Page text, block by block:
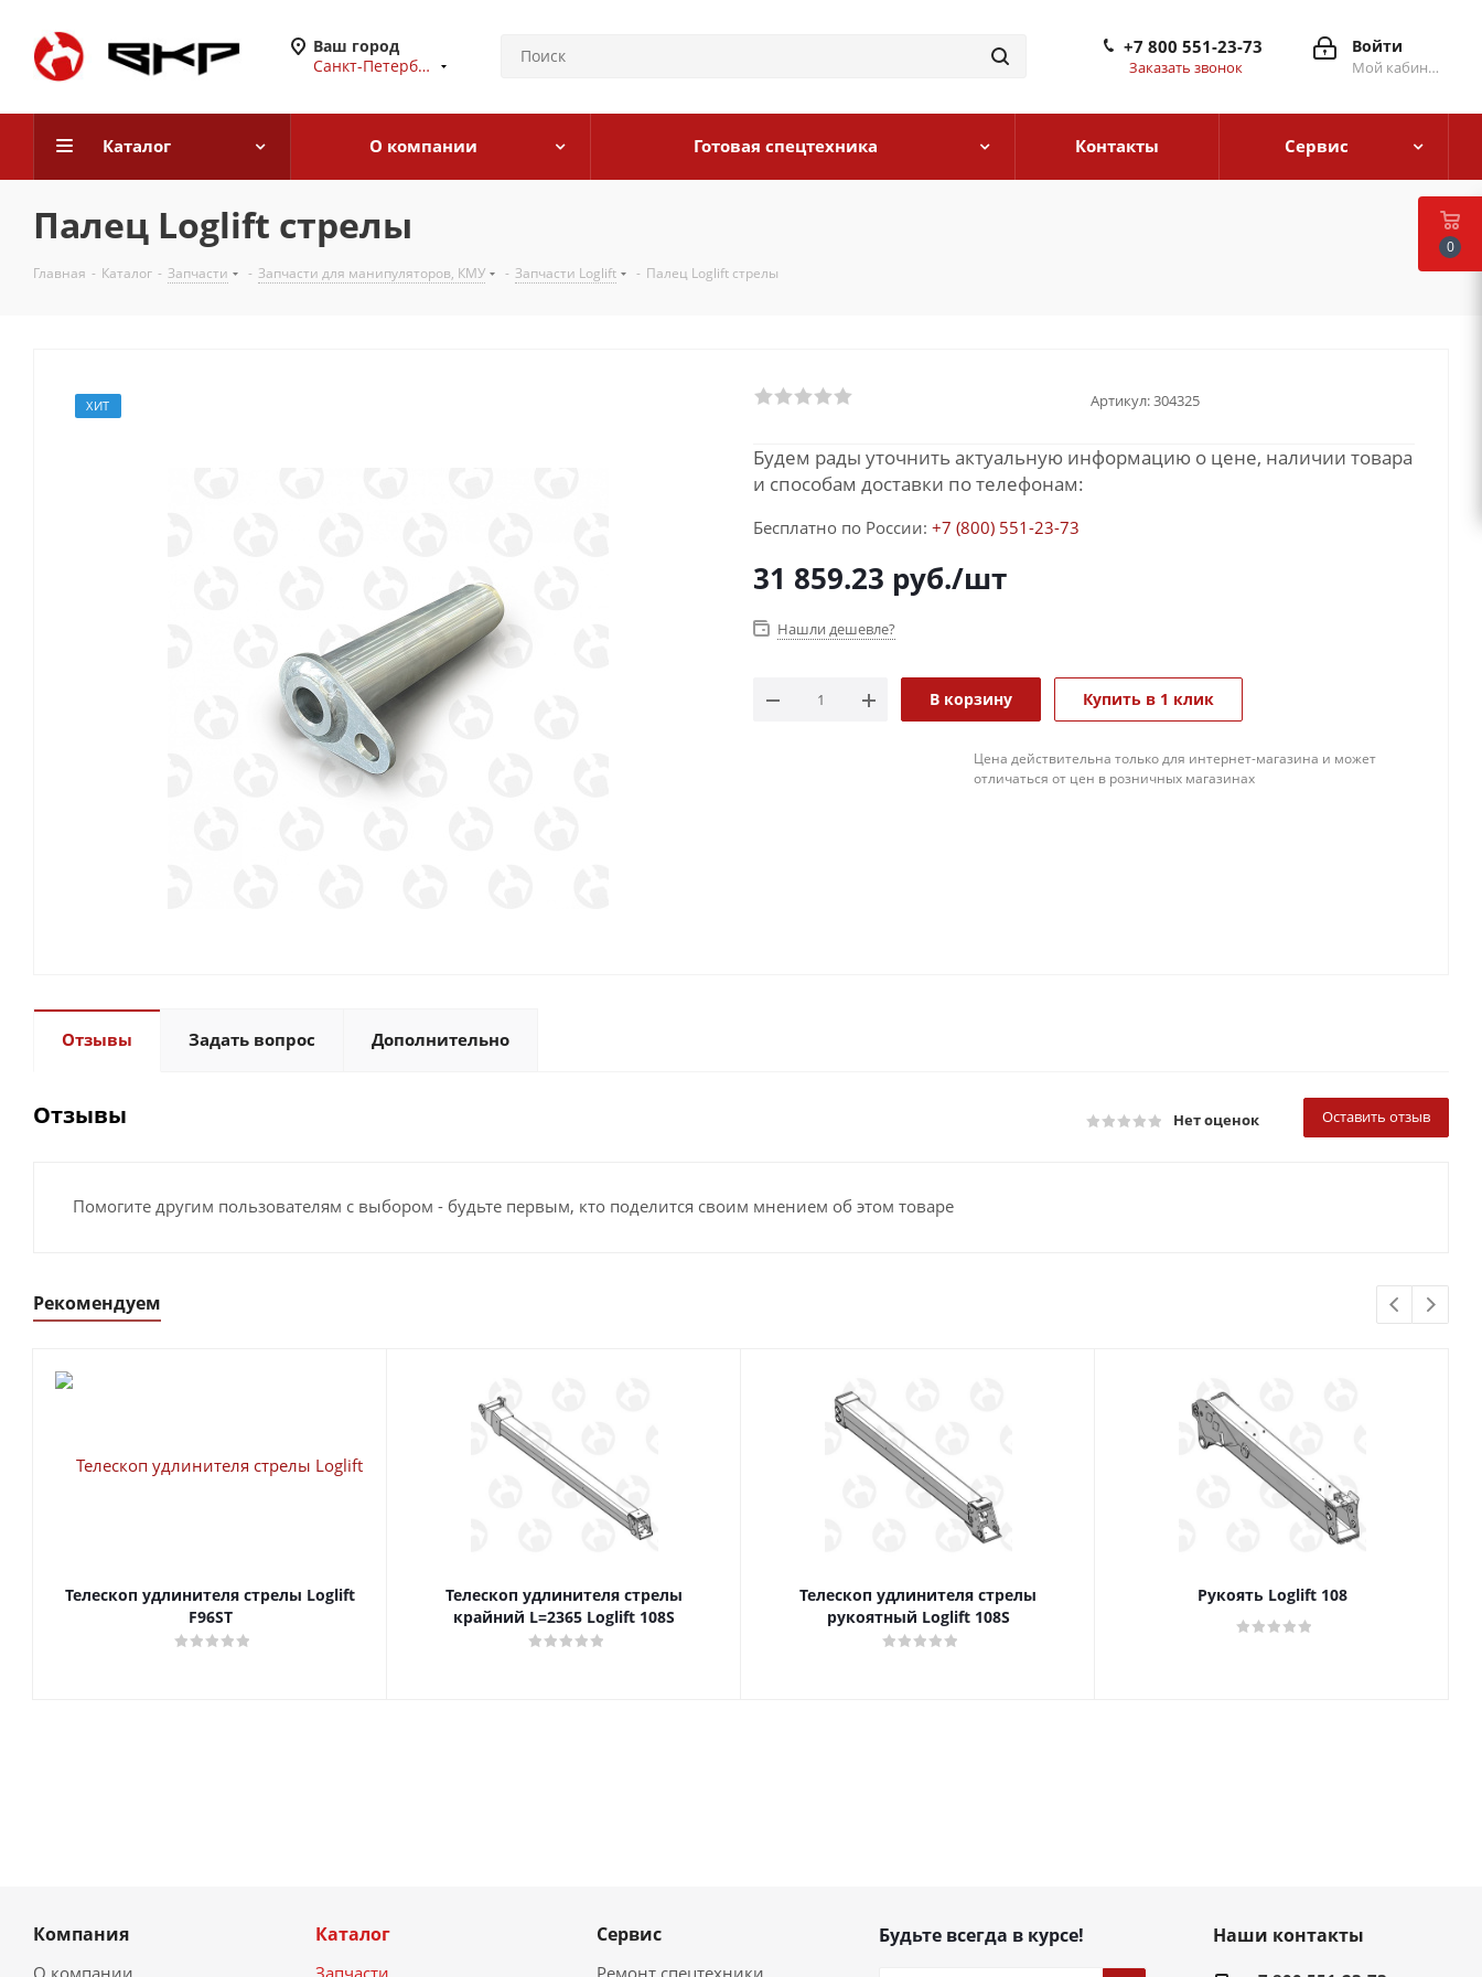
Ваш город
Санкт-Петербург
Войти
Мой кабинет
+7 800 551-23-73
Заказать звонок
Каталог О компании Готовая спецтехника Контакты Сервис
Палец Loglift стрелы
Главная - Каталог - Запчасти - Запчасти для манипуляторов, КМУ - Запчасти Loglift - Палец Loglift стрелы
ХИТ Артикул:304325
Будем рады уточнить актуальную информацию о цене, наличии товара
и способам доставки по телефонам:
Бесплатно по России: +7 (800) 551-23-73
31 859.23 руб./шт
Нашли дешевле?
В корзину Купить в 1 клик
Цена действительна только для интернет-магазина и может
отличаться от цен в розничных магазинах
Отзывы Задать вопрос Дополнительно
Отзывы Нет оценок Оставить отзыв
Помогите другим пользователям с выбором - будьте первым, кто поделится своим мнением об этом товаре
Рекомендуем
Телескоп удлинителя стрелы Loglift
F96ST
Телескоп удлинителя стрелы
крайний L=2365 Loglift 108S
Телескоп удлинителя стрелы
рукоятный Loglift 108S
Рукоять Loglift 108
Компания
О компании
Каталог
Запчасти
Сервис
Ремонт спецтехники
Будьте всегда в курсе! Наши контакты
0